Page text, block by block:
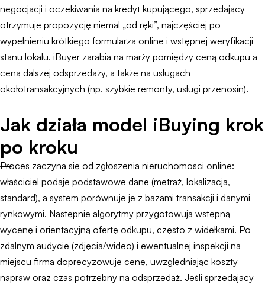
negocjacji i oczekiwania na kredyt kupującego, sprzedający
otrzymuje propozycję niemal „od ręki”, najczęściej po
wypełnieniu krótkiego formularza online i wstępnej weryfikacji
stanu lokalu. iBuyer zarabia na marży pomiędzy ceną odkupu a
ceną dalszej odsprzedaży, a także na usługach
okołotransakcyjnych (np. szybkie remonty, usługi przenosin).
Jak działa model iBuying krok
po kroku
Proces zaczyna się od zgłoszenia nieruchomości online:
właściciel podaje podstawowe dane (metraż, lokalizacja,
standard), a system porównuje je z bazami transakcji i danymi
rynkowymi. Następnie algorytmy przygotowują wstępną
wycenę i orientacyjną ofertę odkupu, często z widełkami. Po
zdalnym audycie (zdjęcia/wideo) i ewentualnej inspekcji na
miejscu firma doprecyzowuje cenę, uwzględniając koszty
napraw oraz czas potrzebny na odsprzedaż. Jeśli sprzedający